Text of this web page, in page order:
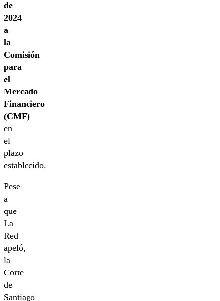
de
2024
a
la
Comisión
para
el
Mercado
Financiero
(CMF)
en
el
plazo
establecido.
Pese
a
que
La
Red
apeló,
la
Corte
de
Santiago